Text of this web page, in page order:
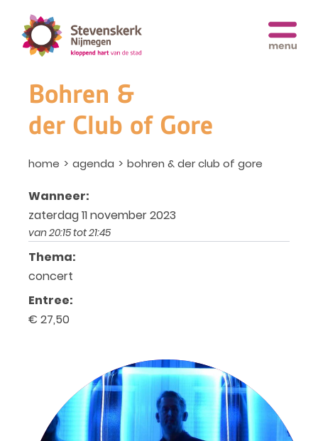
Bohren &
der Club of Gore
home agenda bohren & der club of gore
Wanneer:
zaterdag 11 november 2023
van 20:15 tot 21:45
Thema:
concert
Entree:
€ 27,50